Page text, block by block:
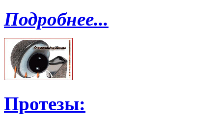
Подробнее...
Протезы: